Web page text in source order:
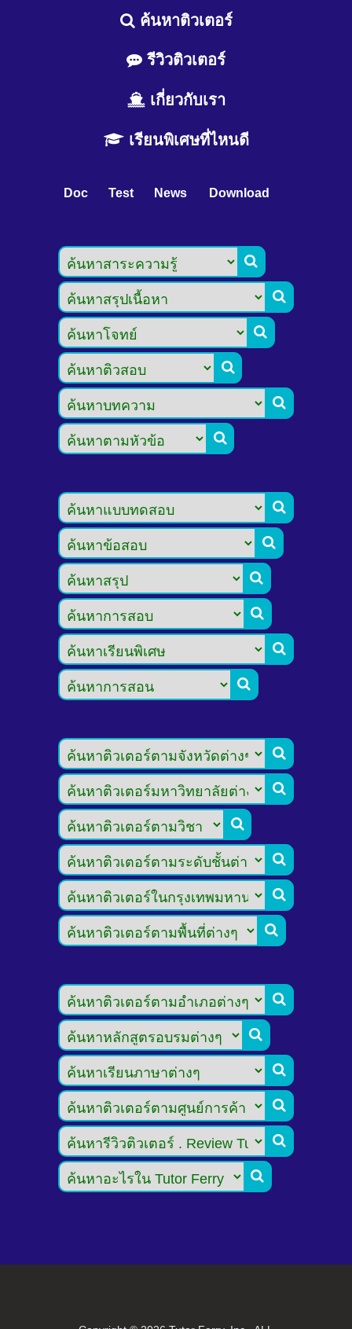
ค้นหาติวเตอร์
รีวิวติวเตอร์
เกี่ยวกับเรา
เรียนพิเศษที่ไหนดี
Doc Test News Download























